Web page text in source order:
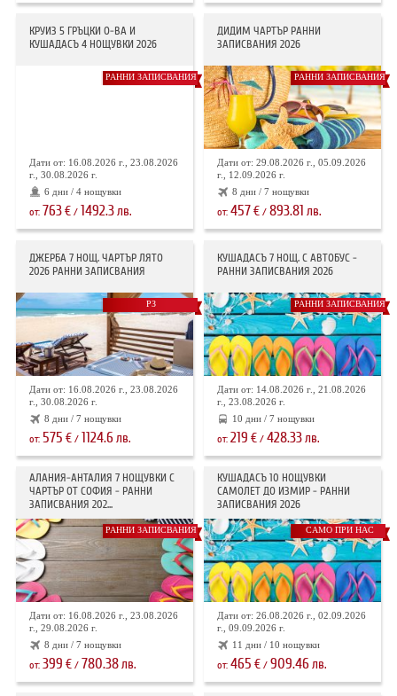
КРУИЗ 5 ГРЪЦКИ О-ВА И
КУШАДАСЪ 4 НОЩУВКИ 2026
РАННИ ЗАПИСВАНИЯ
Дати от: 16.08.2026 г., 23.08.2026
г., 30.08.2026 г.
6 дни / 4 нощувки
от: 763€/ 1492.3лв.
ДИДИМ ЧАРТЪР РАННИ
ЗАПИСВАНИЯ 2026
РАННИ ЗАПИСВАНИЯ
Дати от: 29.08.2026 г., 05.09.2026
г., 12.09.2026 г.
8 дни / 7 нощувки
от:457€ /893.81 лв.
ДЖЕРБА 7 НОЩ. ЧАРТЪР ЛЯТО
2026 РАННИ ЗАПИСВАНИЯ
РЗ
Дати от: 16.08.2026 г., 23.08.2026
г., 30.08.2026 г.
8 дни / 7 нощувки
от: 575 €/ 1124.6лв.
КУШАДАСЪ 7 НОЩ. С АВТОБУС -
РАННИ ЗАПИСВАНИЯ 2026
РАННИ ЗАПИСВАНИЯ
Дати от: 14.08.2026 г., 21.08.2026
г., 23.08.2026 г.
10 дни / 7 нощувки
от:219 € /428.33лв.
АЛАНИЯ-АНТАЛИЯ 7 НОЩУВКИ С
ЧАРТЪР ОТ СОФИЯ - РАННИ
ЗАПИСВАНИЯ 202...
РАННИ ЗАПИСВАНИЯ
Дати от: 16.08.2026 г., 23.08.2026
г., 29.08.2026 г.
8 дни / 7 нощувки
от: 399 €/ 780.38лв.
КУШАДАСЪ 10 НОЩУВКИ
САМОЛЕТ ДО ИЗМИР - РАННИ
ЗАПИСВАНИЯ 2026
САМО ПРИ НАС
Дати от: 26.08.2026 г., 02.09.2026
г., 09.09.2026 г.
11 дни / 10 нощувки
от:465 € /909.46лв.